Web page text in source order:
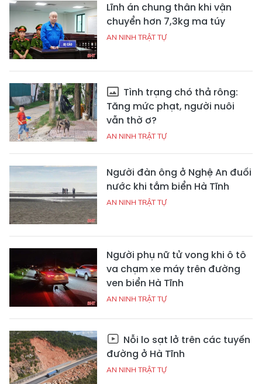
Lĩnh án chung thân khi vận
chuyển hơn 7,3kg ma túy
AN NINH TRẬT TỰ
Tình trạng chó thả rông:
Tăng mức phạt, người nuôi
vẫn thờ ơ?
AN NINH TRẬT TỰ
Người đàn ông ở Nghệ An đuối
nước khi tắm biển Hà Tĩnh
AN NINH TRẬT TỰ
Người phụ nữ tử vong khi ô tô
va chạm xe máy trên đường
ven biển Hà Tĩnh
AN NINH TRẬT TỰ
Nỗi lo sạt lở trên các tuyến
đường ở Hà Tĩnh
AN NINH TRẬT TỰ